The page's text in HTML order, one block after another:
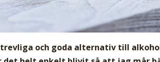
trevliga och goda alternativ till